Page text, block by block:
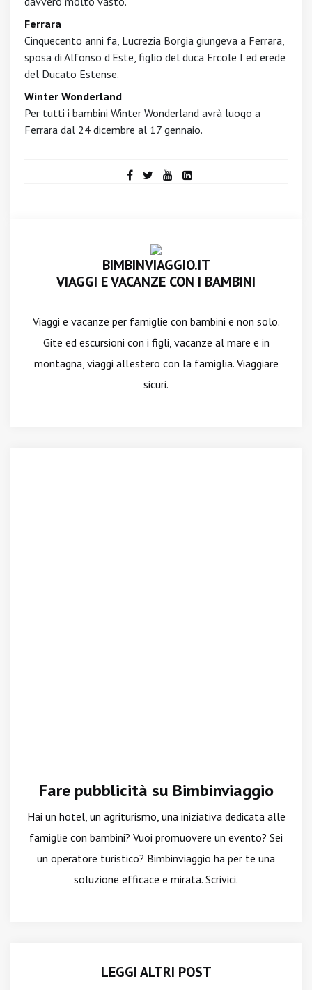
Ferrara
Cinquecento anni fa, Lucrezia Borgia giungeva a Ferrara,
sposa di Alfonso d'Este, figlio del duca Ercole I ed erede
del Ducato Estense.
Winter Wonderland
Per tutti i bambini Winter Wonderland avrà luogo a
Ferrara dal 24 dicembre al 17 gennaio.
BIMBINVIAGGIO.IT
VIAGGI E VACANZE CON I BAMBINI
Viaggi e vacanze per famiglie con bambini e non solo.
Gite ed escursioni con i figli, vacanze al mare e in
montagna, viaggi all'estero con la famiglia. Viaggiare
sicuri.
Fare pubblicità su Bimbinviaggio
Hai un hotel, un agriturismo, una iniziativa dedicata alle
famiglie con bambini? Vuoi promuovere un evento? Sei
un operatore turistico? Bimbinviaggio ha per te una
soluzione efficace e mirata. Scrivici.
LEGGI ALTRI POST